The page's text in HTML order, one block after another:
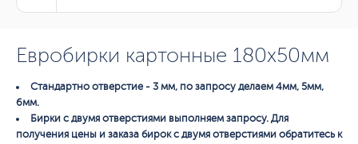
Евробирки картонные 180х50мм
Стандартно отверстие - 3 мм, по запросу делаем 4мм, 5мм,
6мм.
Бирки с двумя отверстиями выполняем запросу. Для
получения цены и заказа бирок с двумя отверстиями обратитесь к